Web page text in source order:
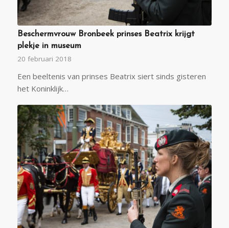
Beschermvrouw Bronbeek prinses Beatrix krijgt
plekje in museum
20 februari 2018
Een beeltenis van prinses Beatrix siert sinds gisteren
het Koninklijk…